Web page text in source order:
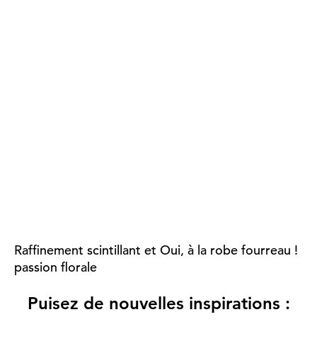
Raffinement scintillant et
passion florale
Oui, à la robe fourreau !
Puisez de nouvelles inspirations :